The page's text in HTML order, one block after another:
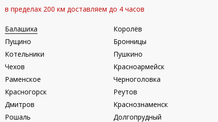
в пределах 200 км доставляем до 4 часов
Балашиха
Королёв
Пущино
Бронницы
Котельники
Пушкино
Чехов
Красноармейск
Раменское
Черноголовка
Красногорск
Реутов
Дмитров
Краснознаменск
Рошаль
Долгопрудный